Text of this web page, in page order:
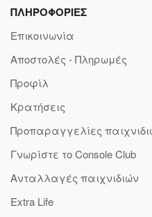
ΠΛΗΡΟΦΟΡΙΕΣ
Επικοινωνία
Αποστολές - Πληρωμές
Προφίλ
Κρατήσεις
Προπαραγγελίες
Γνωρίστε το Console Club
Ανταλλαγές παιχνιδιών
Extra Life